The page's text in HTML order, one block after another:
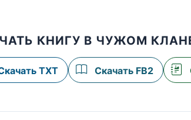
КНИГУ В ЧУЖОМ
TXT Скачать FB2